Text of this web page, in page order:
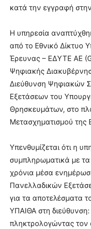
κατά την εγγραφή
Η υπηρεσία
από το Εθνικό Δίκτυο
Έρευνας – ΕΔΥΤΕ ΑΕ
Ψηφιακής
Διεύθυνση Ψηφιακών
Εξετάσεων του
Θρησκευμάτων, στο
Μετασχηματισμού της
Υπενθυμίζεται ότι η
συμπληρωματικά με
χρόνια μέσα
Πανελλαδικών
για τα αποτελέσματα
ΥΠΑΙΘΑ στη διεύθυνση:
πληκτρολογώντας τον